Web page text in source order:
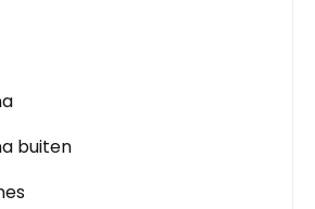
buiten